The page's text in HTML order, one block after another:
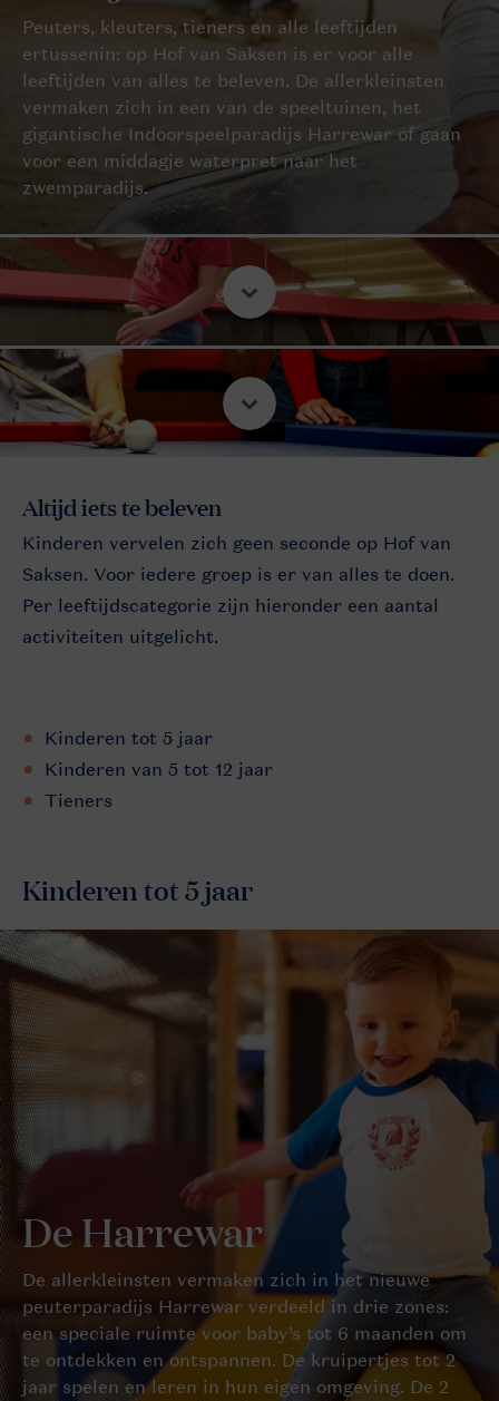
Peuters, kleuters, tieners en alle leeftijden
ertussenin: op Hof van Saksen is er voor alle
leeftijden van alles te beleven. De allerkleinsten
vermaken zich in een van de speeltuinen, het
gigantische Indoorspeelparadijs Harrewar of gaan
voor een middagje waterpret naar het
zwemparadijs.
Altijd iets te beleven
Kinderen vervelen zich geen seconde op Hof van
Saksen. Voor iedere groep is er van alles te doen.
Per leeftijdscategorie zijn hieronder een aantal
activiteiten uitgelicht.
Kinderen tot 5 jaar
Kinderen van 5 tot 12 jaar
Tieners
Kinderen tot 5 jaar
De Harrewar
De allerkleinsten vermaken zich in het nieuwe
peuterparadijs Harrewar verdeeld in drie zones:
een speciale ruimte voor baby’s tot 6 maanden om
te ontdekken en ontspannen. De kruipertjes tot 2
jaar spelen en leren in hun eigen omgeving. De 2